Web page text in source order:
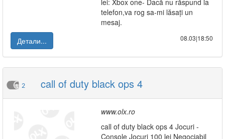
lei: Xbox one- Dacă nu răspund la
telefon,va rog sa-mi lăsați un
mesaj.
Детали...
08.03|18:50
2 call of duty black ops 4
www.olx.ro
call of duty black ops 4 Jocuri -
Console Jocuri 100 lei Negociabil